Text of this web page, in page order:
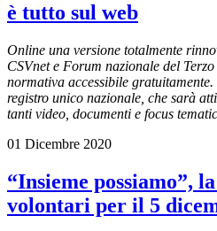
è tutto sul web
Online una versione totalmente
CSVnet e Forum nazionale del
normativa accessibile
registro unico nazionale, che sarà
tanti video, documenti e focus
01 Dicembre 2020
“Insieme possiamo”,
volontari per il 5